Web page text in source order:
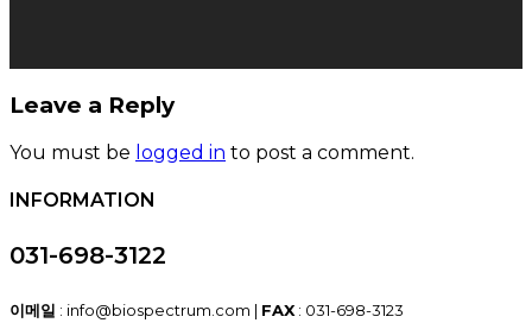
Leave a Reply
You must be logged in to post a comment.
INFORMATION
031-698-3122
이메일 : info@biospectrum.com | FAX: 031-698-3123